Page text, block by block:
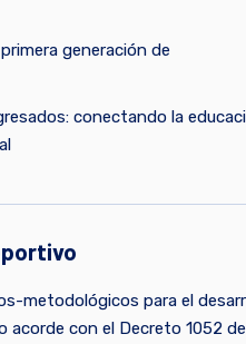
generación de
conectando la
metodológicos para el
acorde con el Decreto 1052 de